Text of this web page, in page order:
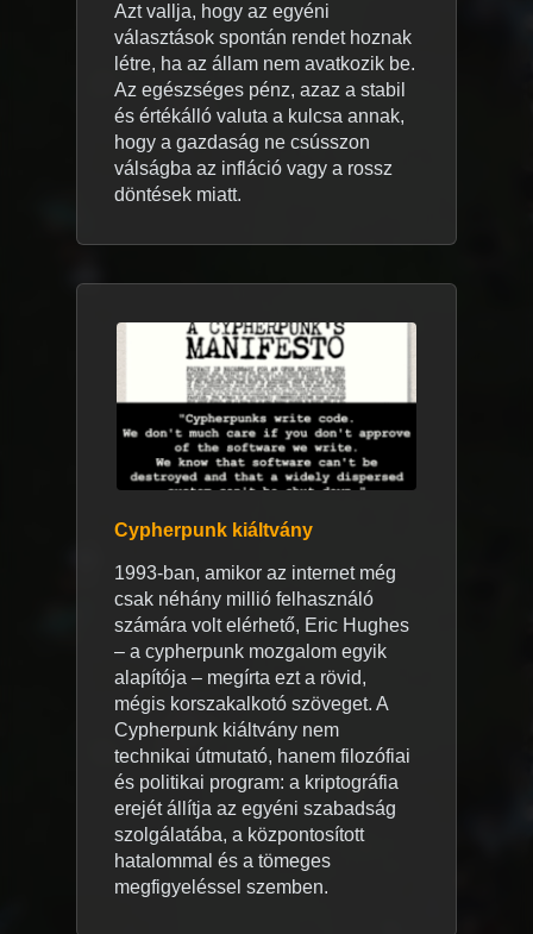
Azt vallja, hogy az egyéni
választások spontán rendet hoznak
létre, ha az állam nem avatkozik be.
Az egészséges pénz, azaz a stabil
és értékálló valuta a kulcsa annak,
hogy a gazdaság ne csússzon
válságba az infláció vagy a rossz
döntések miatt.
Cypherpunk kiáltvány
1993-ban, amikor az internet még
csak néhány millió felhasználó
számára volt elérhető, Eric Hughes
– a cypherpunk mozgalom egyik
alapítója – megírta ezt a rövid,
mégis korszakalkotó szöveget. A
Cypherpunk kiáltvány nem
technikai útmutató, hanem filozófiai
és politikai program: a kriptográfia
erejét állítja az egyéni szabadság
szolgálatába, a központosított
hatalommal és a tömeges
megfigyeléssel szemben.